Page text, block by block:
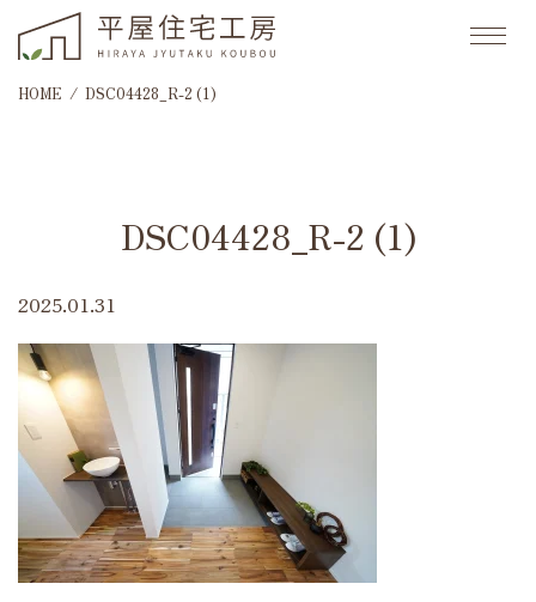
HOME DSC04428_R-2 (1)
DSC04428_R-2 (1)
2025.01.31